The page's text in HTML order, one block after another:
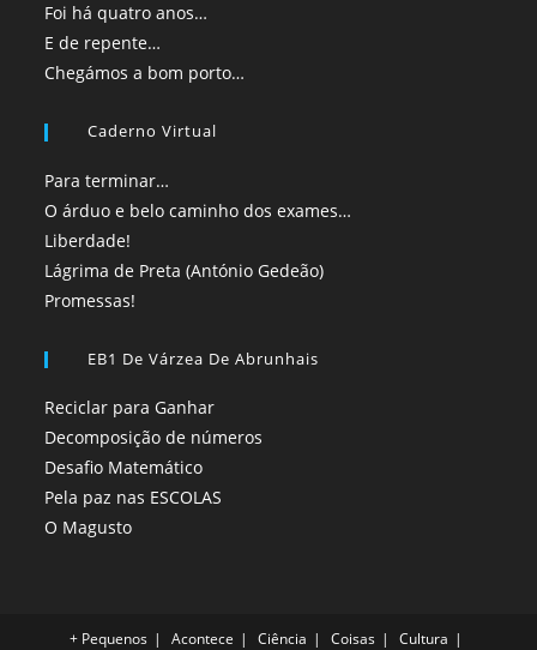
Foi há quatro anos…
E de repente…
Chegámos a bom porto…
Caderno Virtual
Para terminar…
O árduo e belo caminho dos exames…
Liberdade!
Lágrima de Preta (António Gedeão)
Promessas!
EB1 De Várzea De Abrunhais
Reciclar para Ganhar
Decomposição de números
Desafio Matemático
Pela paz nas ESCOLAS
O Magusto
+ Pequenos Acontece Ciência Coisas Cultura